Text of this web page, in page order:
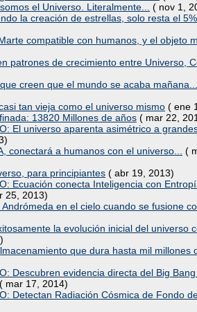
el Universo. Literalmente...
( nov 1,
la creación de estrellas, solo resta el
compatible con humanos, y el objeto
patrones de crecimiento entre Universo,
creen que el mundo se acaba mañana...
tan vieja como el universo mismo ( ene
13820 Millones de años ( mar 22,
El universo aparenta asimétrico a
conectará a humanos con el universo...
(
para principiantes ( abr 19, 2013)
Ecuación conecta Inteligencia con
25, 2013)
en el cielo cuando se fusione
la evolución inicial del universo
que dura hasta mil millones
Descubren evidencia directa del Big
( mar 17, 2014)
Detectan Radiación Cósmica de Fondo